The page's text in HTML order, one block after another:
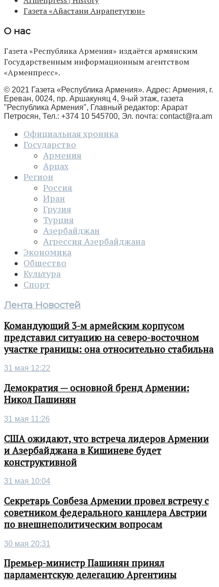
Газета «Айастани Анрапетутюн»
О нас
Газета «Республика Армения» издаётся армянским
Государственным информационным агентством
«Арменпресс».
© 2021 Газета «Республика Армения». Адрес: Армения, г.
Ереван, 0024, пр. Аршакуняц 4, 9-ый этаж, газета
"Республика Армения", Главный редактор: Арарат
Петросян, Тел.: +374 10 545700, Эл. почта: contact@ra.am
Официальная хроника
Государство
Армения
Арцах
Регион
Россия
Иран
Грузия
Турция
Азербайджан
Агрессия Азербайджана
Экономика
Общество
Культура
Спорт
Лента Новостей
Командующий 3-м армейским корпусом
представил ситуацию на северо-восточном
участке границы: она относительно стабильна
31 мая 12:22
Демократия — основной бренд Армении:
Никол Пашинян
31 мая 11:26
США ожидают, что встреча лидеров Армении
и Азербайджана в Кишиневе будет
конструктивной
31 мая 10:04
Секретарь Совбеза Армении провел встречу с
советником федерального канцлера Австрии
по внешнеполитическим вопросам
30 мая 20:31
Премьер-министр Пашинян принял
парламентскую делегацию Аргентины